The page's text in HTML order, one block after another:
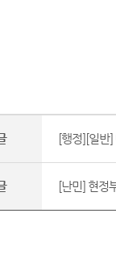
[행정][일반]
[난민] 현정